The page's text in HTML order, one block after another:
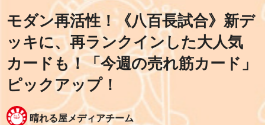
モダン再活性！《八百長試合》新デ
ッキに、再ランクインした大人気
カードも！「今週の売れ筋カード」
ピックアップ！
晴れる屋メディアチーム